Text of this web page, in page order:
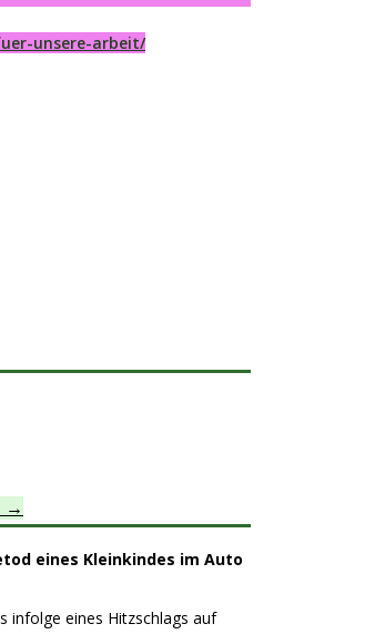
unsere-arbeit/
eines Kleinkindes im Auto
infolge eines Hitzschlags auf